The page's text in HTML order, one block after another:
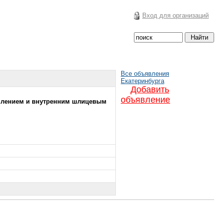
Вход для организаций
и внутренним шлицевым
Все объявления
Екатеринбурга
Добавить
объявление